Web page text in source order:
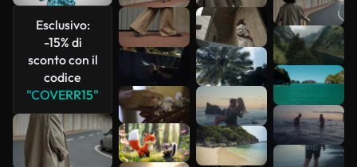
Esclusivo:
-15% di
sconto con il
codice
"COVERR15"
Scopri di
più